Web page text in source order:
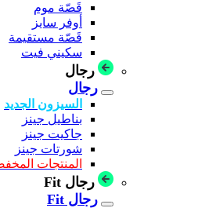
قَصّة موم
أوفر سايز
قَصّة مستقيمة
سكيني فيت
رجال
رجال
السيزون الجديد
بناطيل جينز
جاكيت جينز
شورتات جينز
المنتجات
رجال Fit
رجال Fit